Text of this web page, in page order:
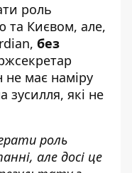
роль
та Києвом, але,
, без
має наміру
зусилля, які не
роль
але досі це